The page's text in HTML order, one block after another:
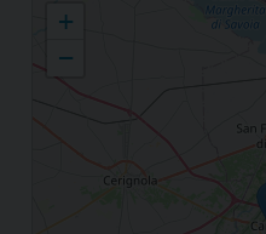
+
−